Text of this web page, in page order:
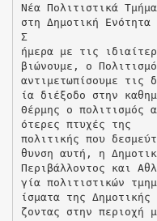
Νέα Πολιτιστικά
στη Δημοτική Ενότητα
Σ
ήμερα με τις
βιώνουμε, ο
αντιμετωπίσουμε τις
ία διέξοδο στην
Θέρμης ο πολιτισμός
ότερες πτυχές της
πολιτικής που
θυνση αυτή, η
Περιβάλλοντος και
γία πολιτιστικών
ίσματα της
ζοντας στην περιοχή